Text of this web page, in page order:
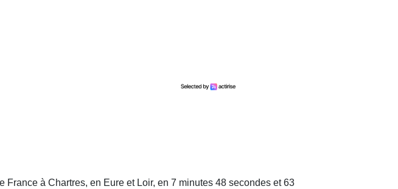
à Chartres, en Eure et Loir, en 7 minutes 48 secondes et 63